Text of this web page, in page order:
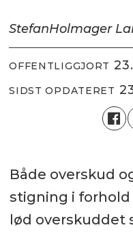
StefanHolmager
OFFENTLIGGJORT
SIDST OPDATERET
Både overskud
stigning i forhold
lød overskuddet